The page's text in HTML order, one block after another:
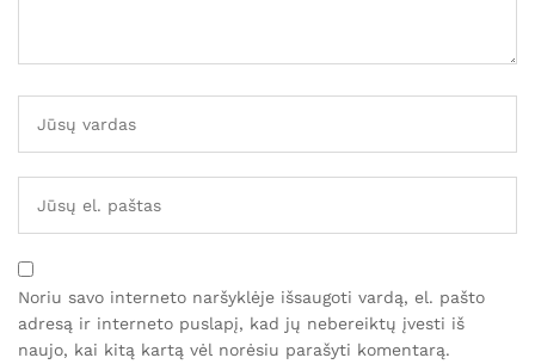
Noriu savo interneto naršyklėje išsaugoti vardą, el. pašto
adresą ir interneto puslapį, kad jų nebereiktų įvesti iš
naujo, kai kitą kartą vėl norėsiu parašyti komentarą.